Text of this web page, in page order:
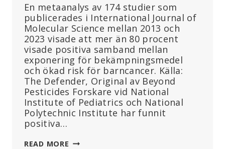
En metaanalys av 174 studier som
publicerades i International Journal of
Molecular Science mellan 2013 och
2023 visade att mer än 80 procent
visade positiva samband mellan
exponering för bekämpningsmedel
och ökad risk för barncancer. Källa:
The Defender, Original av Beyond
Pesticides Forskare vid National
Institute of Pediatrics och National
Polytechnic Institute har funnit
positiva…
READ MORE 10